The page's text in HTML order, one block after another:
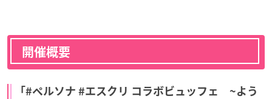
開催概要
「#ペルソナ #エスクリ コラボビュッフェ ~よう